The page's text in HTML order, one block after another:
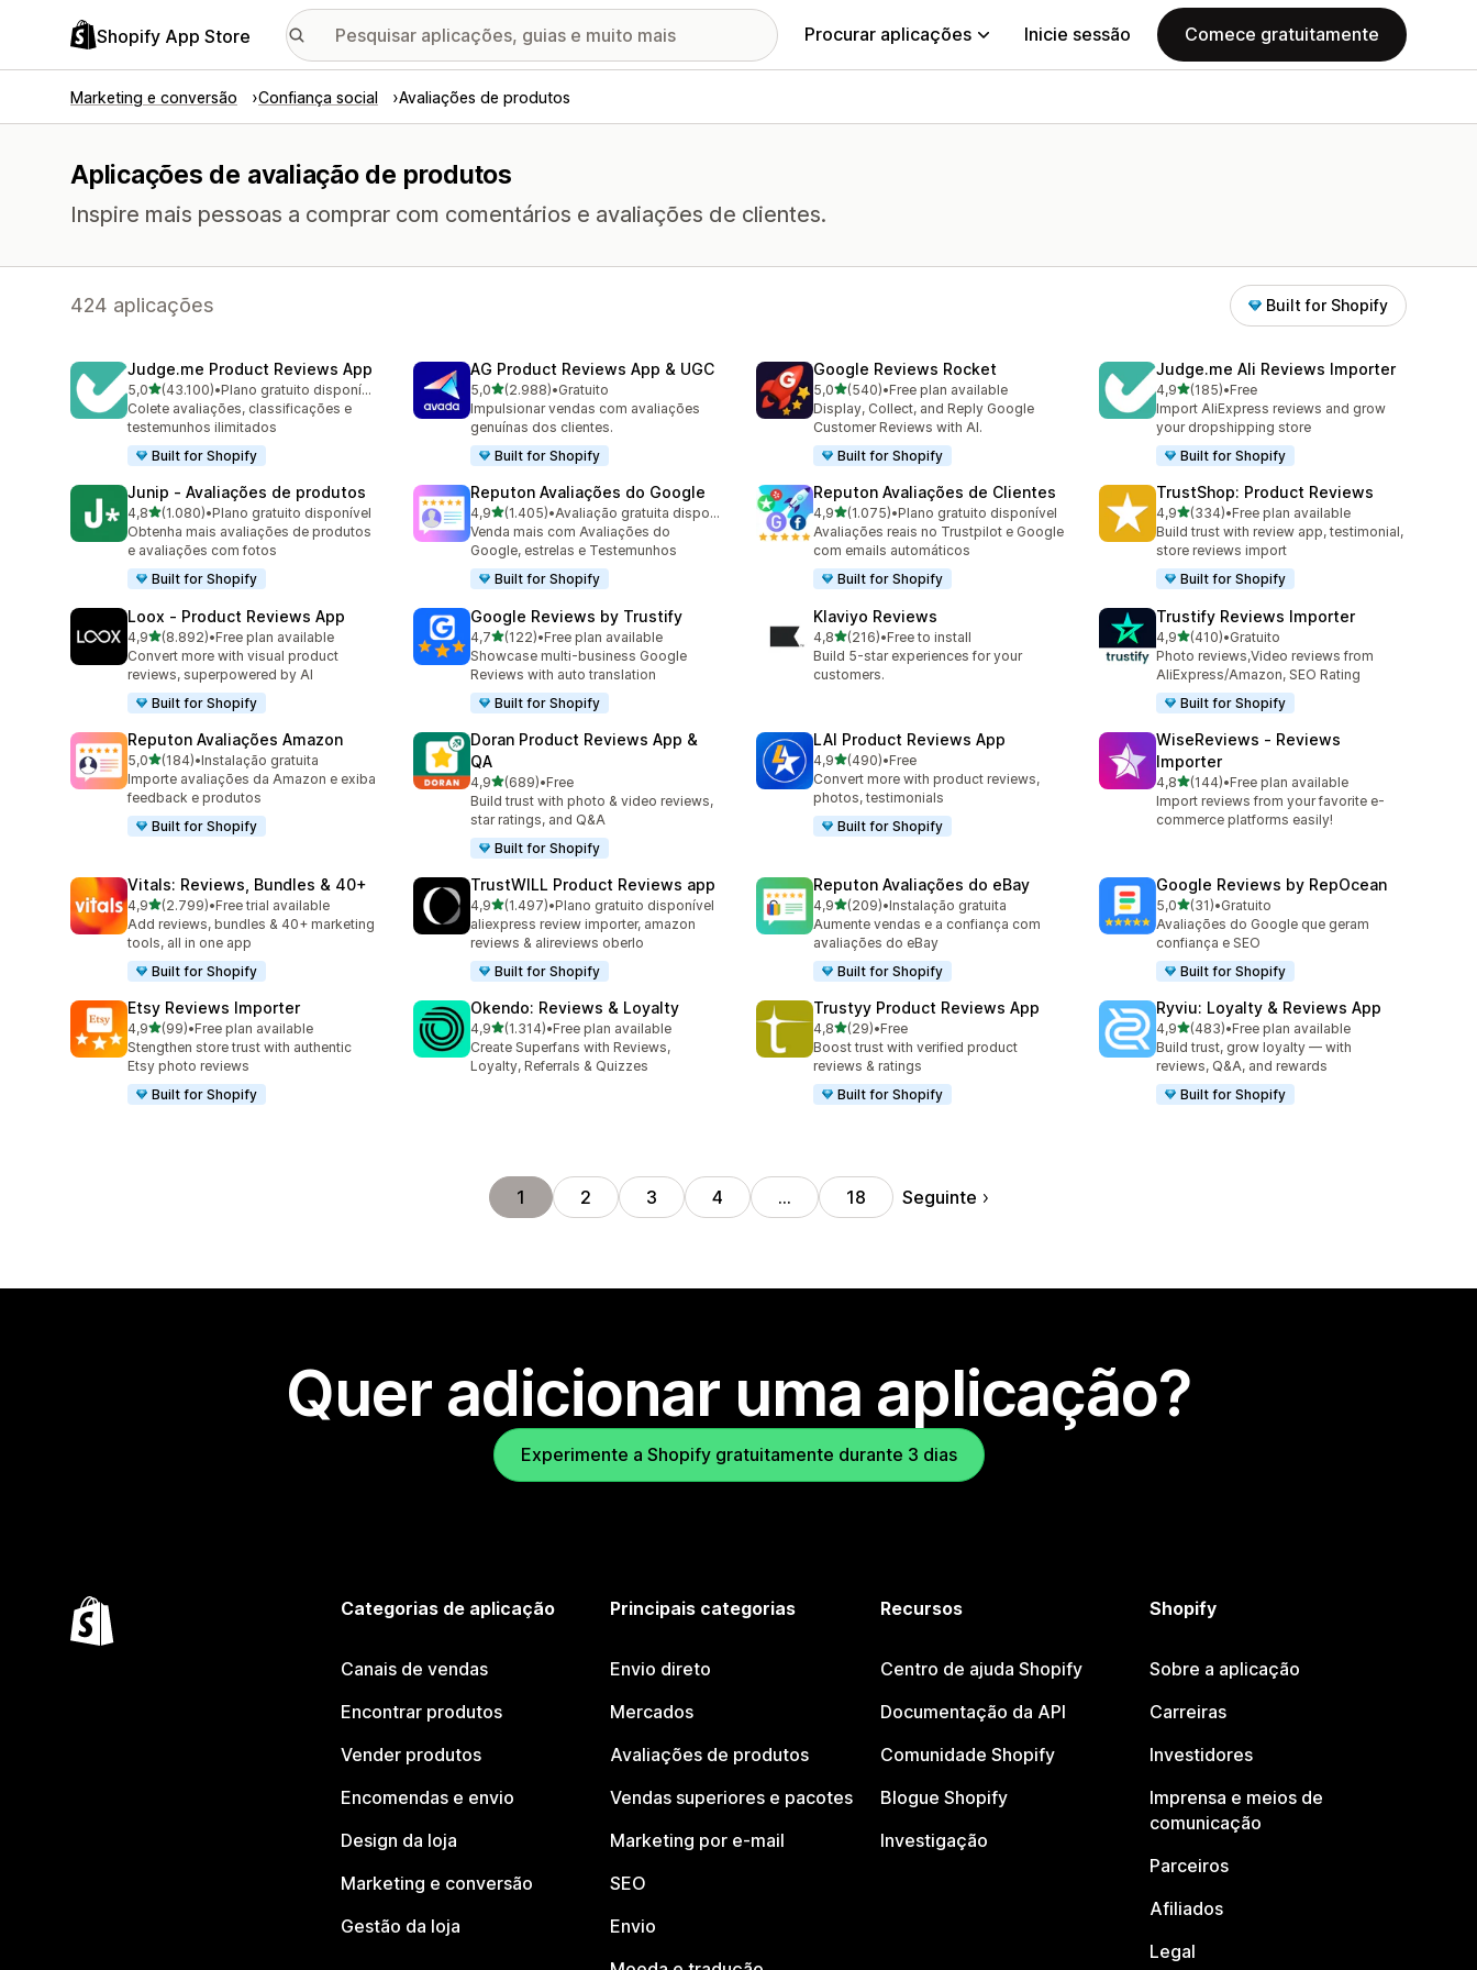
Shopify App Store Procurar aplicações Inicie sessão Comece gratuitamente
Marketing e conversão Confiança social Avaliações de produtos
Aplicações de avaliação de produtos
Inspire mais pessoas a comprar com comentários e avaliações de clientes.
424 aplicações Built for Shopify
Judge.me Product Reviews App
5,0de 5 estrelas
(43.100)
43100 total de avaliações
•
Plano gratuito disponível
Colete avaliações, classificações e
testemunhos ilimitados
Built for Shopify
AG Product Reviews App & UGC
5,0de 5 estrelas
(2.988)
2988 total de avaliações
•Gratuito
Impulsionar vendas com avaliações
genuínas dos clientes.
Built for Shopify
Google Reviews Rocket
5,0de 5 estrelas
(540)
540 total de avaliações
•Free plan available
Display, Collect, and Reply Google
Customer Reviews with AI.
Built for Shopify
Judge.me Ali Reviews Importer
4,9de 5 estrelas
(185)
185 total de avaliações
•Free
Import AliExpress reviews and grow
your dropshipping store
Built for Shopify
Junip ‑ Avaliações de produtos
4,8de 5 estrelas
(1.080)
1080 total de avaliações
•Plano gratuito disponível
Obtenha mais avaliações de produtos
e avaliações com fotos
Built for Shopify
Reputon Avaliações do Google
4,9de 5 estrelas
(1.405)
1405 total de avaliações
•
Avaliação gratuita disponível
Venda mais com Avaliações do
Google, estrelas e Testemunhos
Built for Shopify
Reputon Avaliações de Clientes
4,9de 5 estrelas
(1.075)
1075 total de avaliações
•Plano gratuito disponível
Avaliações reais no Trustpilot e Google
com emails automáticos
Built for Shopify
TrustShop: Product Reviews
4,9de 5 estrelas
(334)
334 total de avaliações
•Free plan available
Build trust with review app, testimonial,
store reviews import
Built for Shopify
Loox ‑ Product Reviews App
4,9de 5 estrelas
(8.892)
8892 total de avaliações
•Free plan available
Convert more with visual product
reviews, superpowered by AI
Built for Shopify
Google Reviews by Trustify
4,7de 5 estrelas
(122)
122 total de avaliações
•Free plan available
Showcase multi-business Google
Reviews with auto translation
Built for Shopify
Klaviyo Reviews
4,8de 5 estrelas
(216)
216 total de avaliações
•Free to install
Build 5-star experiences for your
customers.
Trustify Reviews Importer
4,9de 5 estrelas
(410)
410 total de avaliações
•Gratuito
Photo reviews,Video reviews from
AliExpress/Amazon, SEO Rating
Built for Shopify
Reputon Avaliações Amazon
5,0de 5 estrelas
(184)
184 total de avaliações
•Instalação gratuita
Importe avaliações da Amazon e exiba
feedback e produtos
Built for Shopify
Doran Product Reviews App &
QA
4,9de 5 estrelas
(689)
689 total de avaliações
•Free
Build trust with photo & video reviews,
star ratings, and Q&A
Built for Shopify
LAI Product Reviews App
4,9de 5 estrelas
(490)
490 total de avaliações
•Free
Convert more with product reviews,
photos, testimonials
Built for Shopify
WiseReviews ‑ Reviews
Importer
4,8de 5 estrelas
(144)
144 total de avaliações
•Free plan available
Import reviews from your favorite e-
commerce platforms easily!
Vitals: Reviews, Bundles & 40+
4,9de 5 estrelas
(2.799)
2799 total de avaliações
•Free trial available
Add reviews, bundles & 40+ marketing
tools, all in one app
Built for Shopify
TrustWILL Product Reviews app
4,9de 5 estrelas
(1.497)
1497 total de avaliações
•Plano gratuito disponível
aliexpress review importer, amazon
reviews & alireviews oberlo
Built for Shopify
Reputon Avaliações do eBay
4,9de 5 estrelas
(209)
209 total de avaliações
•Instalação gratuita
Aumente vendas e a confiança com
avaliações do eBay
Built for Shopify
Google Reviews by RepOcean
5,0de 5 estrelas
(31)
31 total de avaliações
•Gratuito
Avaliações do Google que geram
confiança e SEO
Built for Shopify
Etsy Reviews Importer
4,9de 5 estrelas
(99)
99 total de avaliações
•Free plan available
Stengthen store trust with authentic
Etsy photo reviews
Built for Shopify
Okendo: Reviews & Loyalty
4,9de 5 estrelas
(1.314)
1314 total de avaliações
•Free plan available
Create Superfans with Reviews,
Loyalty, Referrals & Quizzes
Trustyy Product Reviews App
4,8de 5 estrelas
(29)
29 total de avaliações
•Free
Boost trust with verified product
reviews & ratings
Built for Shopify
Ryviu: Loyalty & Reviews App
4,9de 5 estrelas
(483)
483 total de avaliações
•Free plan available
Build trust, grow loyalty — with
reviews, Q&A, and rewards
Built for Shopify
1 2 3 4 … 18 Seguinte
Quer adicionar uma aplicação?
Experimente a Shopify gratuitamente durante 3 dias
Categorias de aplicação
Canais de vendas
Encontrar produtos
Vender produtos
Encomendas e envio
Design da loja
Marketing e conversão
Gestão da loja
Principais categorias
Envio direto
Mercados
Avaliações de produtos
Vendas superiores e pacotes
Marketing por e-mail
SEO
Envio
Recursos
Centro de ajuda Shopify
Documentação da API
Comunidade Shopify
Blogue Shopify
Investigação
Shopify
Sobre a aplicação
Carreiras
Investidores
Imprensa e meios de
comunicação
Parceiros
Afiliados
Legal